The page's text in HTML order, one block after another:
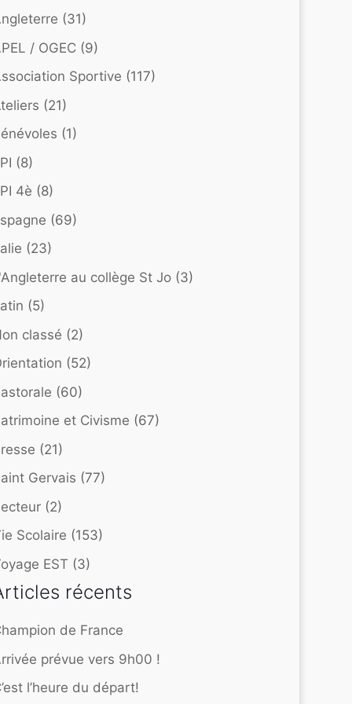
(31)
/ OGEC (9)
Sportive (117)
(21)
(1)
(8)
4è (8)
(69)
(23)
au collège St Jo (3)
(5)
classé (2)
(52)
(60)
et Civisme (67)
(21)
Gervais (77)
(2)
Scolaire (153)
EST (3)
récents
de France
prévue vers 9h00 !
l’heure du départ!